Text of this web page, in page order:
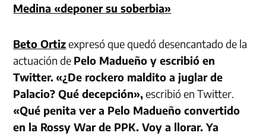
Medina «deponer su soberbia»
Beto Ortizexpresó que quedó desencantado de la
actuación de Pelo Madueño y escribió en
Twitter. «¿De rockero maldito a juglar de
Palacio? Qué decepción»,escribió en Twitter.
«Qué penita ver a Pelo Madueño convertido
en la Rossy War de PPK. Voy a llorar. Ya